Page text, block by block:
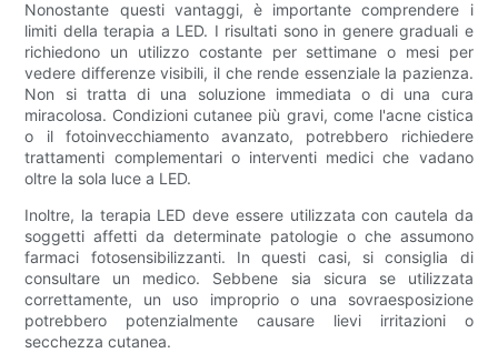
Nonostante questi vantaggi, è importante comprendere i
limiti della terapia a LED. I risultati sono in genere graduali e
richiedono un utilizzo costante per settimane o mesi per
vedere differenze visibili, il che rende essenziale la pazienza.
Non si tratta di una soluzione immediata o di una cura
miracolosa. Condizioni cutanee più gravi, come l'acne cistica
o il fotoinvecchiamento avanzato, potrebbero richiedere
trattamenti complementari o interventi medici che vadano
oltre la sola luce a LED.
Inoltre, la terapia LED deve essere utilizzata con cautela da
soggetti affetti da determinate patologie o che assumono
farmaci fotosensibilizzanti. In questi casi, si consiglia di
consultare un medico. Sebbene sia sicura se utilizzata
correttamente, un uso improprio o una sovraesposizione
potrebbero potenzialmente causare lievi irritazioni o
secchezza cutanea.